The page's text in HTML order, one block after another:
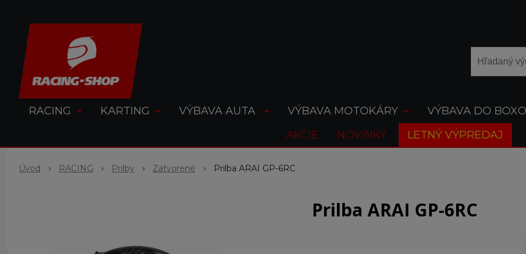
RACING KARTING VÝBAVA AUTA VÝBAVA MOTOKÁRY VÝBAVA DO
AKCIE
NOVINKY LETNÝ VÝPREDAJ
Úvod RACING Prilby Zatvorené Prilba ARAI GP-6RC
Prilba ARAI GP-6RC